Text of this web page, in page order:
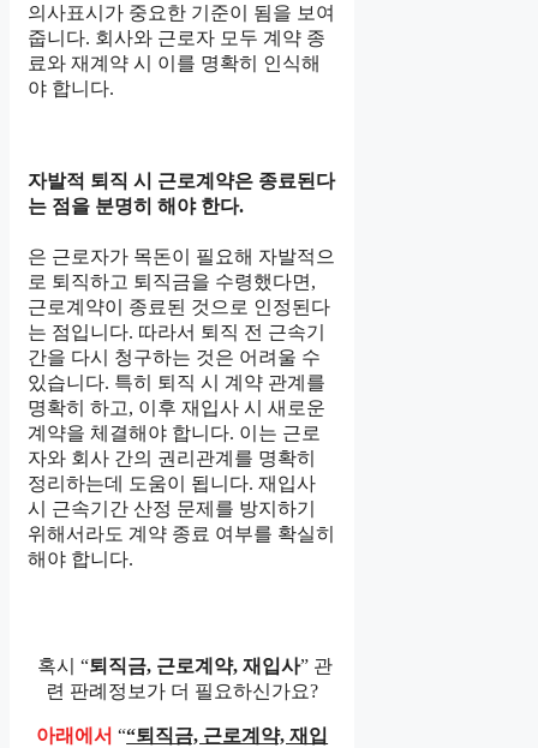
의사표시가 중요한 기준이 됨을 보여
줍니다. 회사와 근로자 모두 계약 종
료와 재계약 시 이를 명확히 인식해
야 합니다.
자발적 퇴직 시 근로계약은 종료된다
는 점을 분명히 해야 한다.
은 근로자가 목돈이 필요해 자발적으
로 퇴직하고 퇴직금을 수령했다면,
근로계약이 종료된 것으로 인정된다
는 점입니다. 따라서 퇴직 전 근속기
간을 다시 청구하는 것은 어려울 수
있습니다. 특히 퇴직 시 계약 관계를
명확히 하고, 이후 재입사 시 새로운
계약을 체결해야 합니다. 이는 근로
자와 회사 간의 권리관계를 명확히
정리하는데 도움이 됩니다. 재입사
시 근속기간 산정 문제를 방지하기
위해서라도 계약 종료 여부를 확실히
해야 합니다.
혹시 “퇴직금, 근로계약, 재입사” 관
련 판례정보가 더 필요하신가요?
아래에서 ““퇴직금, 근로계약, 재입